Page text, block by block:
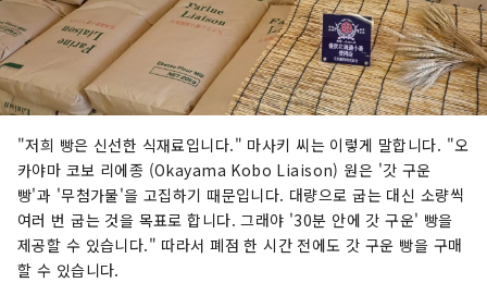
"저희 빵은 신선한 식재료입니다." 마사키 씨는 이렇게 말합니다. "오
카야마 코보 리에종 (Okayama Kobo Liaison) 원은 '갓 구운
빵'과 '무첨가물'을 고집하기 때문입니다. 대량으로 굽는 대신 소량씩
여러 번 굽는 것을 목표로 합니다. 그래야 '30분 안에 갓 구운' 빵을
제공할 수 있습니다." 따라서 폐점 한 시간 전에도 갓 구운 빵을 구매
할 수 있습니다.